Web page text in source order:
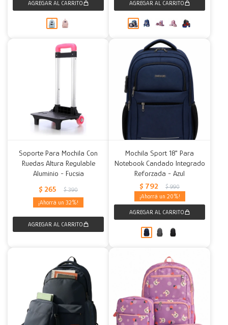
Soporte Para Mochila Con
Ruedas Altura Regulable
Aluminio - Fucsia
$ 265 $ 390
32
Mochila Sport 18" Para
Notebook Candado Integrado
Reforzada - Azul
$ 792 $ 990
20